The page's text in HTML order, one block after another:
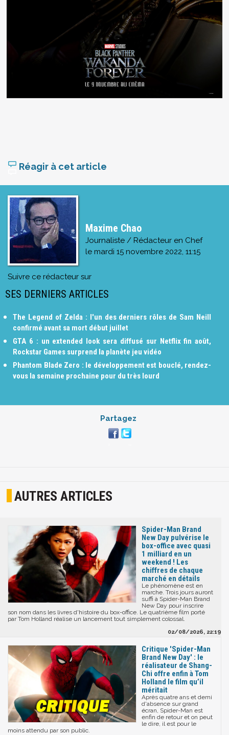
Réagir à cet article
Maxime Chao
Journaliste / Rédacteur en Chef
le mardi 15 novembre 2022, 11:15
Suivre ce rédacteur sur
SES DERNIERS ARTICLES
The Legend of Zelda : l'un des derniers rôles de Sam Neill
confirmé avant sa mort début juillet
GTA 6 : un extended look sera diffusé sur Netflix fin août,
Rockstar Games surprend la planète jeu vidéo
Phantom Blade Zero : le développement est bouclé, rendez-
vous la semaine prochaine pour du très lourd
Partagez
AUTRES ARTICLES
Spider-Man Brand
New Day pulvérise le
box-office avec quasi
1 milliard en un
weekend ! Les
chiffres de chaque
marché en détails
Le phénomène est en
marche. Trois jours auront
suffi à Spider-Man Brand
New Day pour inscrire
son nom dans les livres d'histoire du box-office. Le quatrième film porté
par Tom Holland réalise un lancement tout simplement colossal.
02/08/2026, 22:19
Critique 'Spider-Man
Brand New Day' : le
réalisateur de Shang-
Chi offre enfin à Tom
Holland le film qu’il
méritait
Après quatre ans et demi
d'absence sur grand
écran, Spider-Man est
enfin de retour et on peut
le dire, il est pour le
moins attendu par son public.